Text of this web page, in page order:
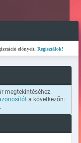
előnyeit.Regisztálok!
megtekintéséhez.
a következőn: